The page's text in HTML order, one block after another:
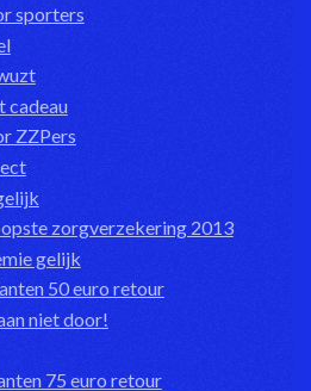
sporters
cadeau
ZZPers
zorgverzekering 2013
gelijk
50 euro retour
niet door!
75 euro retour